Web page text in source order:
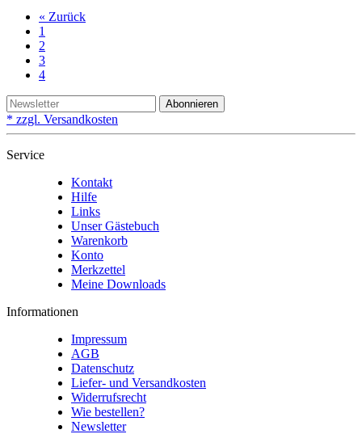
« Zurück
1
2
3
4
Abonnieren
* zzgl. Versandkosten
Service
Kontakt
Hilfe
Links
Unser Gästebuch
Warenkorb
Konto
Merkzettel
Meine Downloads
Informationen
Impressum
AGB
Datenschutz
Liefer- und Versandkosten
Widerrufsrecht
Wie bestellen?
Newsletter